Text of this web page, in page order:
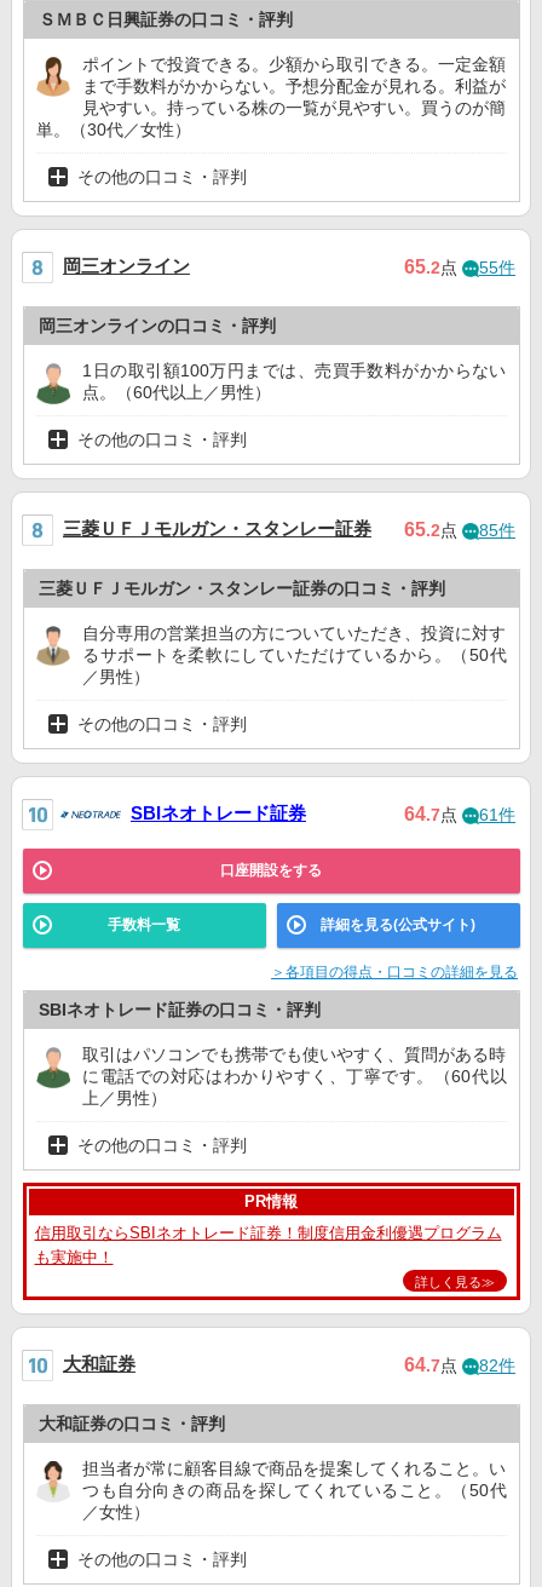
ＳＭＢＣ日興証券の口コミ・評判
ポイントで投資できる。少額から取引できる。一定金額
まで手数料がかからない。予想分配金が見れる。利益が
見やすい。持っている株の一覧が見やすい。買うのが簡
単。（30代／女性）
その他の口コミ・評判
岡三オンライン 65.2点 55件
岡三オンラインの口コミ・評判
1日の取引額100万円までは、売買手数料がかからない
点。（60代以上／男性）
その他の口コミ・評判
三菱ＵＦＪモルガン・スタンレー証券 65.2点 85件
三菱ＵＦＪモルガン・スタンレー証券の口コミ・評判
自分専用の営業担当の方についていただき、投資に対す
るサポートを柔軟にしていただけているから。（50代
／男性）
その他の口コミ・評判
SBIネオトレード証券 64.7点 61件
口座開設をする
手数料一覧 詳細を見る(公式サイト)
＞各項目の得点・口コミの詳細を見る
SBIネオトレード証券の口コミ・評判
取引はパソコンでも携帯でも使いやすく、質問がある時
に電話での対応はわかりやすく、丁寧です。（60代以
上／男性）
その他の口コミ・評判
PR情報
信用取引ならSBIネオトレード証券！制度信用金利優遇プログラム
も実施中！
詳しく見る≫
大和証券 64.7点 82件
大和証券の口コミ・評判
担当者が常に顧客目線で商品を提案してくれること。い
つも自分向きの商品を探してくれていること。（50代
／女性）
その他の口コミ・評判